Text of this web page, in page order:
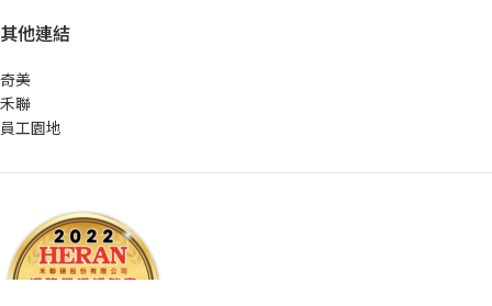
其他連結
奇美
禾聯
員工園地